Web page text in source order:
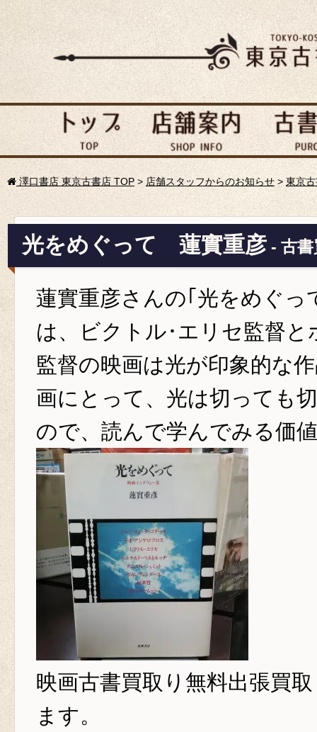
澤口書店 東京古書店 TOP > 店舗スタッフからのお知らせ> 東京
光をめぐって 蓮實重彦 - 古
蓮實重彦さんの｢光をめぐっ
は、ビク トル･エリセ監督
監督の映画は光が印象的な
画にとって、光は切っても切
ので、読んで学んでみる価
映画古書買取り 無料出張買
ます。